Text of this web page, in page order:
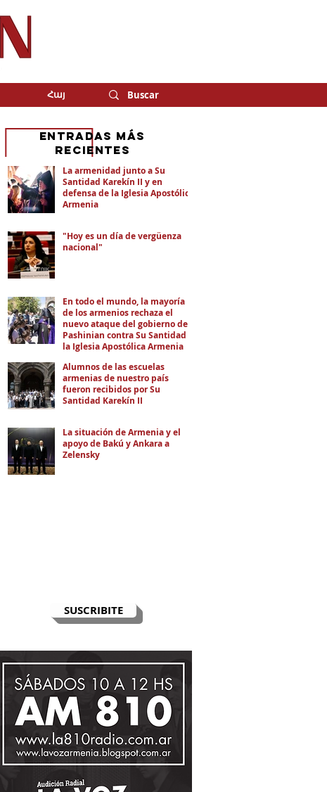
Հայ
SUSCRIBITE
La armenidad junto a Su
Santidad Karekín II y en
defensa de la Iglesia Apostólica
Armenia
"Hoy es un día de vergüenza
nacional"
En todo el mundo, la mayoría
de los armenios rechaza el
nuevo ataque del gobierno de
Pashinian contra Su Santidad y
la Iglesia Apostólica Armenia
Alumnos de las escuelas
armenias de nuestro país
fueron recibidos por Su
Santidad Karekín II
La situación de Armenia y el
apoyo de Bakú y Ankara a
Zelensky
eNTRADAS MÁS
RECIENTES